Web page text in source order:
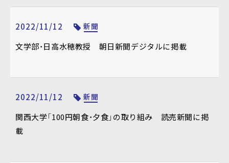
2022/11/12 新聞
文学部・日高水穂教授 朝日新聞デジタルに掲載
2022/11/12 新聞
関西大学「100円朝食・夕食」の取り組み 読売新聞に掲
載